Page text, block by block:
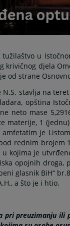
tužilaštvo u
krivičnog djela
od strane
N.S. stavlja na
opština
neto mase
materije, 1
amfetatim je
rednim brojem
kojima je
opojnih droga,
glasnik BiH“
a što je i htio.
pri preuzimanju